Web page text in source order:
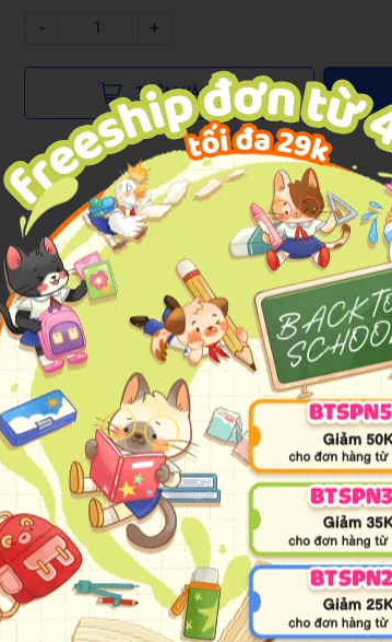
-
+
THÊM VÀO GIỎ
nhiệt được quấn bên trong, mặt nhiệt
ATM